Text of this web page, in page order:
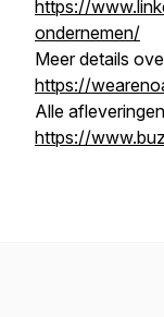
https://
ondernemen/
Meer details
https://
Alle
https://